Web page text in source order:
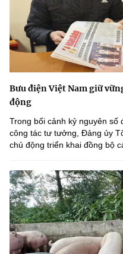
Bưu điện Việt Nam giữ
động
Trong bối cảnh kỷ nguyên
công tác tư tưởng, Đảng ủy
chủ động triển khai đồng bộ